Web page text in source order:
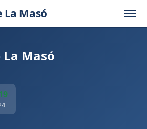
La Masó
Masó